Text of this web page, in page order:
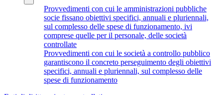
Provvedimenti con cui le amministrazioni pubbliche
socie fissano obiettivi specifici, annuali e pluriennali,
sul complesso delle spese di funzionamento, ivi
comprese quelle per il personale, delle società
controllate
Provvedimenti con cui le società a controllo pubblico
garantiscono il concreto perseguimento degli obiettivi
specifici, annuali e pluriennali, sul complesso delle
spese di funzionamento